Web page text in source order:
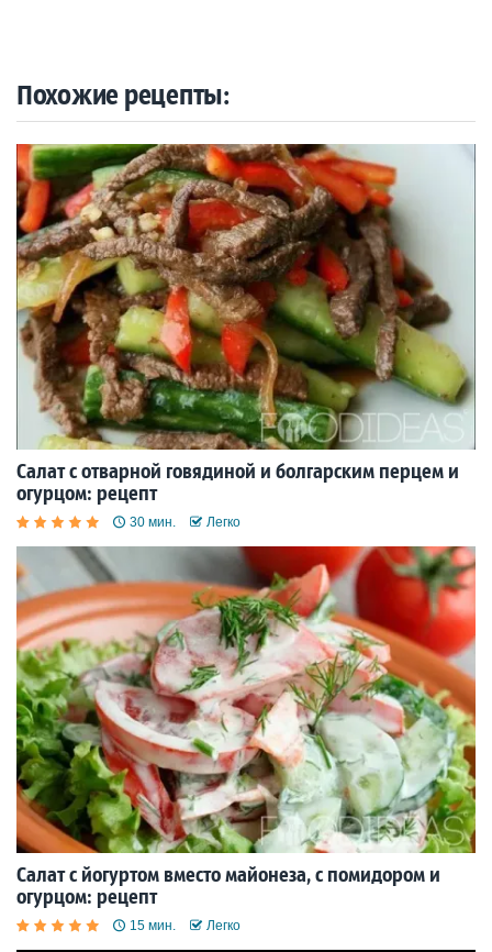
Похожие рецепты:
Салат с отварной говядиной и болгарским перцем и
огурцом: рецепт
30 мин. Легко
Салат с йогуртом вместо майонеза, с помидором и
огурцом: рецепт
15 мин. Легко